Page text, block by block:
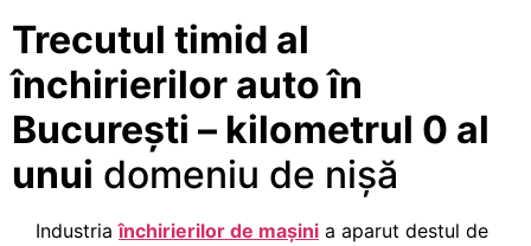
Trecutul timid al
închirierilor auto în
București – kilometrul 0 al
unui domeniu de nișă
Industriaînchirierilor de mașini a aparut destul de